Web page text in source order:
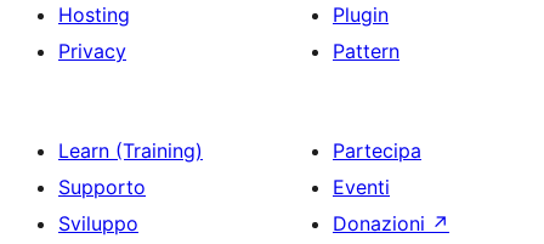
Hosting
Privacy
Plugin
Pattern
Learn (Training)
Supporto
Sviluppo
Partecipa
Eventi
Donazioni ↗